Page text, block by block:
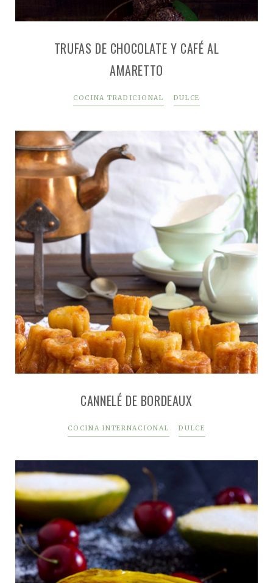
TRUFAS DE CHOCOLATE Y CAFÉ AL
AMARETTO
COCINA TRADICIONAL DULCE
CANNELÉ DE BORDEAUX
COCINA INTERNACIONAL DULCE